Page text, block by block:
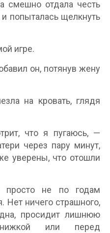
смешно отдала честь
попыталась щелкнуть
игре.
он, потянув жену
на кровать, глядя
что я пугаюсь, —
через пару минут,
уверены, что отошли
просто не по годам
ничего страшного,
просидит лишнюю
или перед